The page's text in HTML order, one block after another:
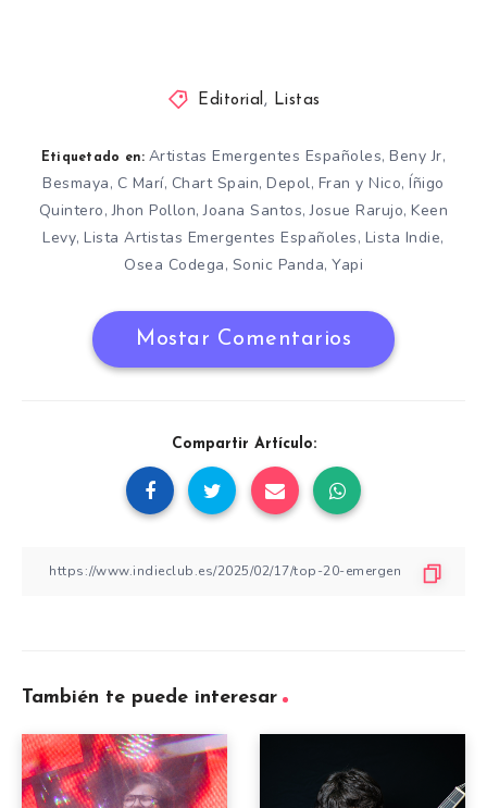
Editorial , Listas
Etiquetado en: Artistas Emergentes Españoles,Beny Jr,
Besmaya, C Marí, Chart Spain,Depol, Fran y Nico,Íñigo
Quintero,Jhon Pollon,Joana Santos,Josue Rarujo,Keen
Levy,Lista Artistas Emergentes Españoles, Lista Indie,
Osea Codega, Sonic Panda, Yapi
Mostar Comentarios
Compartir Artículo:
También te puede interesar